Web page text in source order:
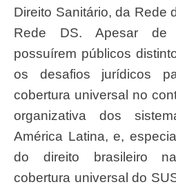
Direito Sanitário, da Rede
Rede DS. Apesar
possuírem públicos
os desafios jurídicos
cobertura universal no
organizativa dos
América Latina, e,
do direito brasileiro
cobertura universal do